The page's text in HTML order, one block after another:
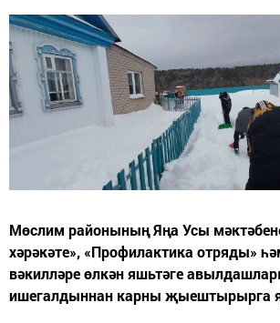
Мөслим районының Яңа Усы
хәрәкәте», «Профилактика отряды»
вәкилләре өлкән яшьтәге
ишегалдыннан карны җыештырырга